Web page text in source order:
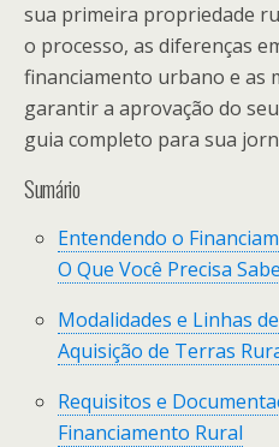
sua primeira propriedade
o processo, as diferenças
financiamento urbano e as
garantir a aprovação do
guia completo para sua
Sumário
Entendendo o
O Que Você Precisa
Modalidades e Linhas
Aquisição de Terras
Requisitos e
Financiamento Rural